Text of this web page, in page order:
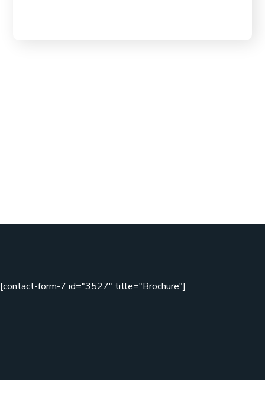
[contact-form-7 id="3527" title="Brochure"]